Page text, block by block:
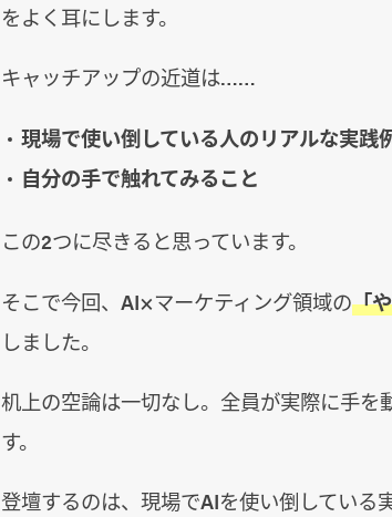
をよく耳にします。
キャッチアップの近道は……
現場で使い倒している人のリアルな実践
自分の手で触れてみること
この2つに尽きると思っています。
そこで今回、AI×マーケティング領域の「
しました。
机上の空論は一切なし。全員が実際に手を
す。
登壇するのは、現場でAIを使い倒している